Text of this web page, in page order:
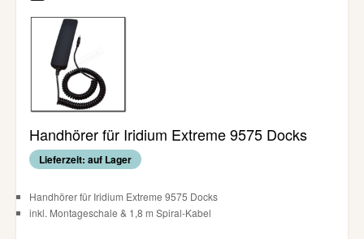
Handhörer für Iridium Extreme 9575 Docks
Lieferzeit: auf Lager
Handhörer für Iridium Extreme 9575 Docks
inkl. Montageschale & 1,8 m Spiral-Kabel